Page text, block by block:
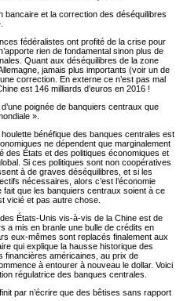
bancaire et la correction des déséquilibres
fédéralistes ont profité de la crise pour
rien de fondamental sinon plus de
Quant aux déséquilibres de la zone
jamais plus importants (voir un de
correction. En externe ce n’est pas mal
est 146 milliards d’euros en 2016 !
poignée de banquiers centraux que
».
bénéfique des banques centrales est
ne dépendent que marginalement
des États et des politiques économiques et
Si ces politiques sont non coopératives
à de graves déséquilibres, et si les
nécessaires, alors c’est l’économie
que les banquiers centraux soient à ce
vicié et pas autre chose.
États-Unis vis-à-vis de la Chine est de
a mis en branle une bulle de crédits en
eux-mêmes sont replacés finalement aux
qui explique la hausse historique des
financières américaines, au prix de
à entourer à nouveau le dollar. Voici
régulatrice des banques centrales.
par n’écrire que des bêtises sans rapport